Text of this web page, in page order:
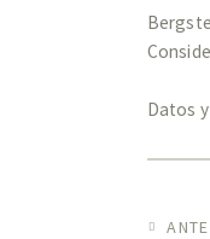
Datos